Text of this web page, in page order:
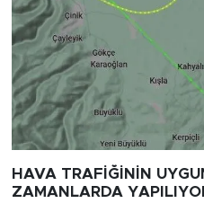
HAVA TRAFİĞİNİN
ZAMANLARDA